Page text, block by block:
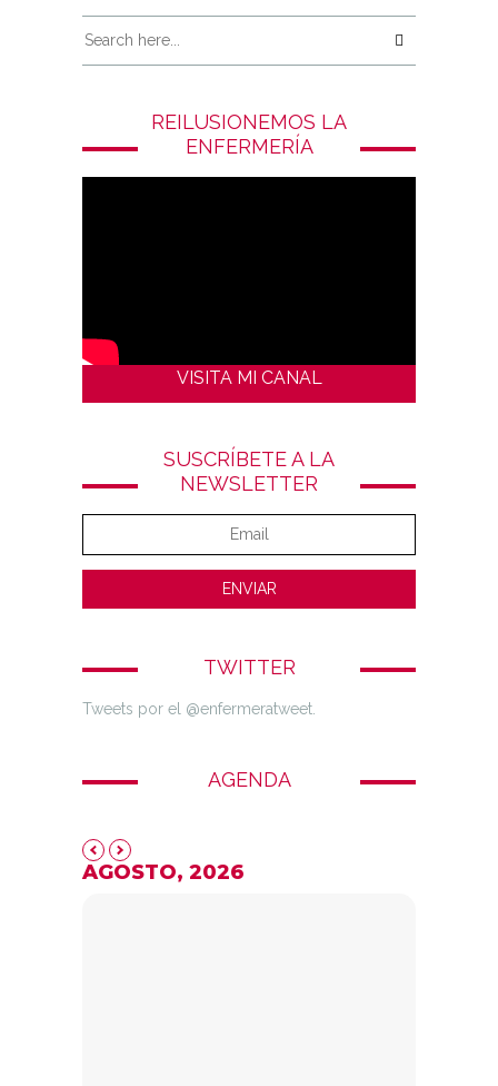
REILUSIONEMOS LA
ENFERMERÍA
VISITA MI CANAL
SUSCRÍBETE A LA
NEWSLETTER
TWITTER
Tweets por el @enfermeratweet.
AGENDA
AGOSTO, 2026